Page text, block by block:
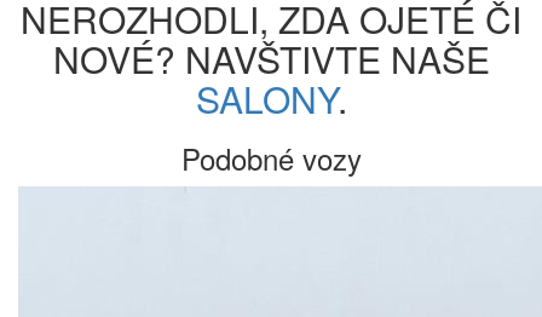
NEROZHODLI, ZDA OJETÉ ČI
NOVÉ? NAVŠTIVTE NAŠE
SALONY.
Podobné vozy